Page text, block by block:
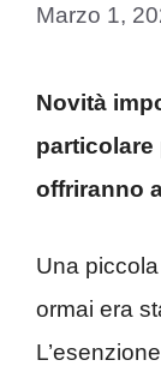
Marzo 1,
Novità
particolare
offriranno
Una
ormai era